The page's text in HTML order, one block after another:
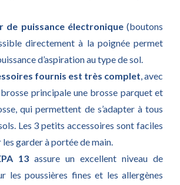
de puissance électronique(boutons
directement à la poignée permet
d’aspiration au type de sol.
fournis est très complet, avec
principale une brosse parquet et
qui permettent de s’adapter à tous
Les 3 petits accessoires sont faciles
garder à portée de main.
13 assure un excellent niveau de
les poussières fines et les allergènes